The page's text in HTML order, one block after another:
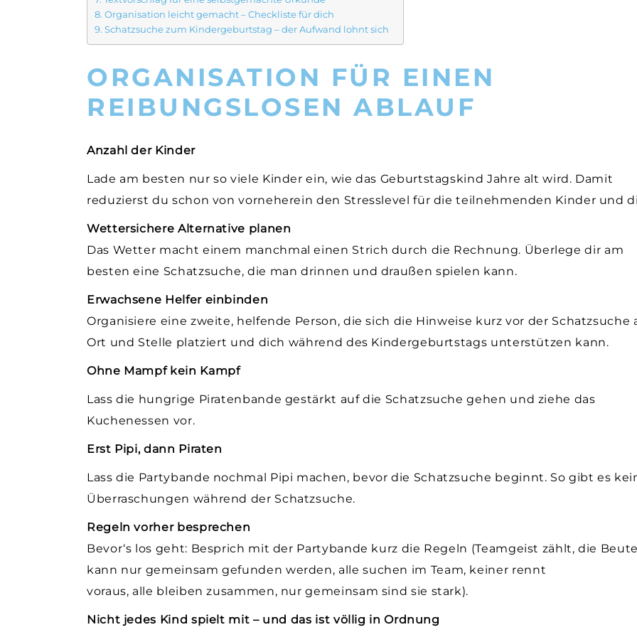
Organisation leicht gemacht – Checkliste für dich
Schatzsuche zum Kindergeburtstag – der Aufwand lohnt sich
ORGANISATION FÜR EINEN
REIBUNGSLOSEN ABLAUF
Anzahl der Kinder
Lade am besten nur so viele Kinder ein, wie das Geburtstagskind Jahre alt wird. Damit
reduzierst du schon von vorneherein den Stresslevel für die teilnehmenden Kinder und
Wettersichere Alternative planen
Das Wetter macht einem manchmal einen Strich durch die Rechnung. Überlege dir am
besten eine Schatzsuche, die man drinnen und draußen spielen kann.
Erwachsene Helfer einbinden
Organisiere eine zweite, helfende Person, die sich die Hinweise kurz vor der Schatzsuche
Ort und Stelle platziert und dich während des Kindergeburtstags unterstützen kann.
Ohne Mampf kein Kampf
Lass die hungrige Piratenbande gestärkt auf die Schatzsuche gehen und ziehe das
Kuchenessen vor.
Erst Pipi, dann Piraten
Lass die Partybande nochmal Pipi machen, bevor die Schatzsuche beginnt. So gibt es
Überraschungen während der Schatzsuche.
Regeln vorher besprechen
Bevor‘s los geht: Besprich mit der Partybande kurz die Regeln (Teamgeist zählt, die
kann nur gemeinsam gefunden werden, alle suchen im Team, keiner rennt
voraus, alle bleiben zusammen, nur gemeinsam sind sie stark).
Nicht jedes Kind spielt mit – und das ist völlig in Ordnung